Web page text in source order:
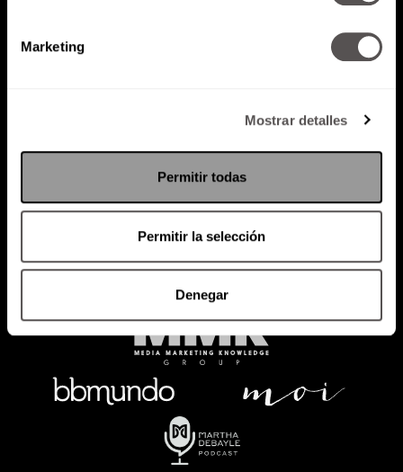
Marketing
Mostrar detalles
Permitir todas
Permitir la selección
Denegar
Política de Privacidad
PODCAST RADIO MARTHA EVENTOS
SACA TU ID